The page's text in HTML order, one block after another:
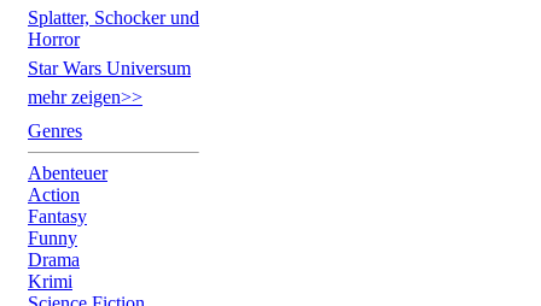
Splatter, Schocker und
Horror
Star Wars Universum
mehr zeigen>>
Genres
Abenteuer
Action
Fantasy
Funny
Drama
Krimi